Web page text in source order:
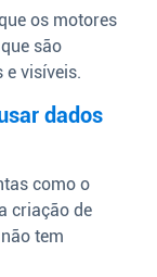
os motores
são
e visíveis.
dados
como o
criação de
tem